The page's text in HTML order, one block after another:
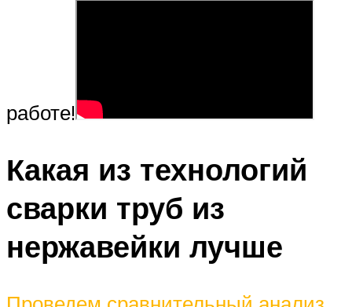
работе!
Какая из технологий
сварки труб из
нержавейки лучше